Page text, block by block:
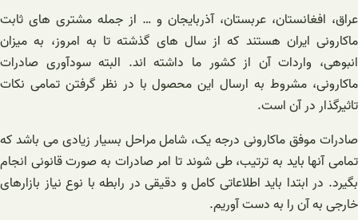
عراق، افغانستان، عربستان، آذربایجان و … از جمله مشتری های ثابت
ماکارونی ایران هستند که از سال های گذشته تا به امروز، به میزان
انبوهی، واردات آن از کشور ما داشته اند. البته سودآوری صادرات
ماکارونی، مشروط به ارسال این محصول با در نظر گرفتن تمامی نکات
تاثیرگذار در آن است.
صادرات موفق ماکارونی درجه یک، شامل مراحل بسیار زیادی می باشد که
تمامی آنها باید به ترتیب، طی شوند تا امر صادرات به صورت قانونی انجام
بگیرد. در ابتدا باید اطلاعاتی کامل و دقیقی در رابطه با نوع نیاز بازارهای
خارجی به آن را به دست آوریم.